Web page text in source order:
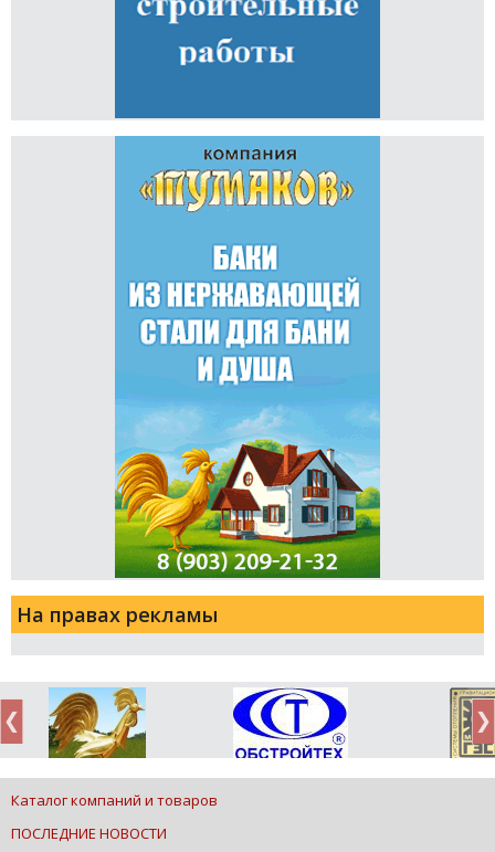
На правах рекламы
Каталог компаний и товаров
ПОСЛЕДНИЕ НОВОСТИ